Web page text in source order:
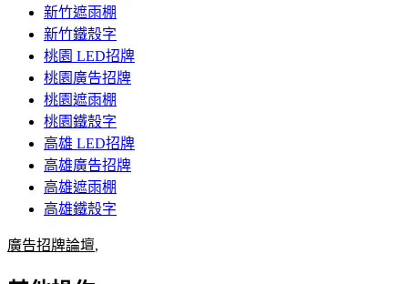
新竹遮雨棚
新竹鐵殼字
桃園 LED招牌
桃園廣告招牌
桃園遮雨棚
桃園鐵殼字
高雄 LED招牌
高雄廣告招牌
高雄遮雨棚
高雄鐵殼字
廣告招牌論壇,